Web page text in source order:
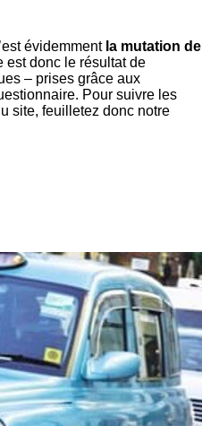
évidemment la mutation de
est donc le résultat de
– prises grâce aux
Pour suivre les
site, feuilletez donc notre